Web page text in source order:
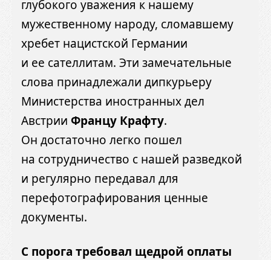
глубокого уважения к нашему
мужественному народу, сломавшему
хребет нацистской Германии
и ее сателлитам. Эти замечательные
слова принадлежали дипкурьеру
Министерства иностранных дел
Австрии Францу Крафту.
Он достаточно легко пошел
на сотрудничество с нашей разведкой
и регулярно передавал для
перефотографирования ценные
документы.
С порога требовал щедрой оплаты